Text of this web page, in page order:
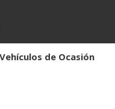
Vehículos de Ocasión